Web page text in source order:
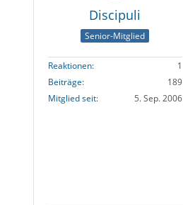
Discipuli
Senior-Mitglied
Reaktionen
1
Beiträge
189
Mitglied seit
5. Sep. 2006